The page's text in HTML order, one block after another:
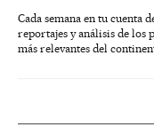
Cada semana en tu cuenta
reportajes y análisis de los
más relevantes del